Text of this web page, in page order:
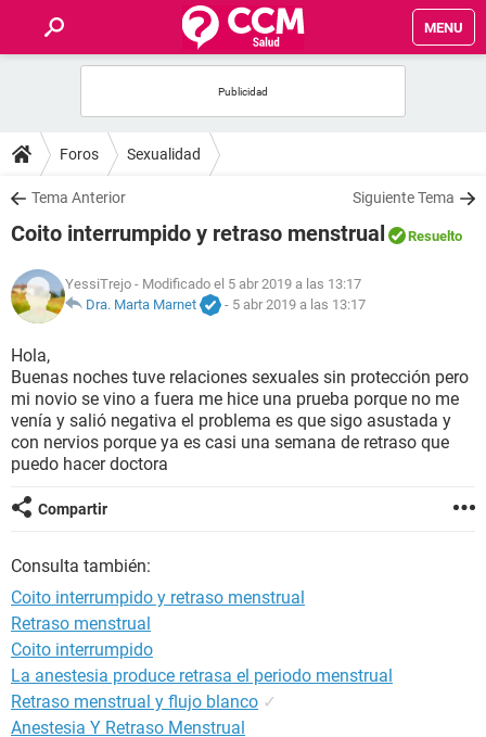
MENU
FOROS
SALUD
NUTRICIÓN
BIENESTAR
SEXUALIDAD
GLOSARIO
Foros Sexualidad
Tema Anterior Siguiente Tema
Coito interrumpido y retraso menstrual Resuelto
YessiTrejo - Modificado el 5 abr 2019 a las 13:17
Dra. Marta Marnet
- 5 abr 2019 a las 13:17
Hola,
Buenas noches tuve relaciones sexuales sin protección pero
mi novio se vino a fuera me hice una prueba porque no me
venía y salió negativa el problema es que sigo asustada y
con nervios porque ya es casi una semana de retraso que
puedo hacer doctora
Compartir
Consulta también:
Coito interrumpido y retraso menstrual
Retraso menstrual
Coito interrumpido
La anestesia produce retrasa el periodo menstrual
Retraso menstrual y flujo blanco ✓
Anestesia Y Retraso Menstrual